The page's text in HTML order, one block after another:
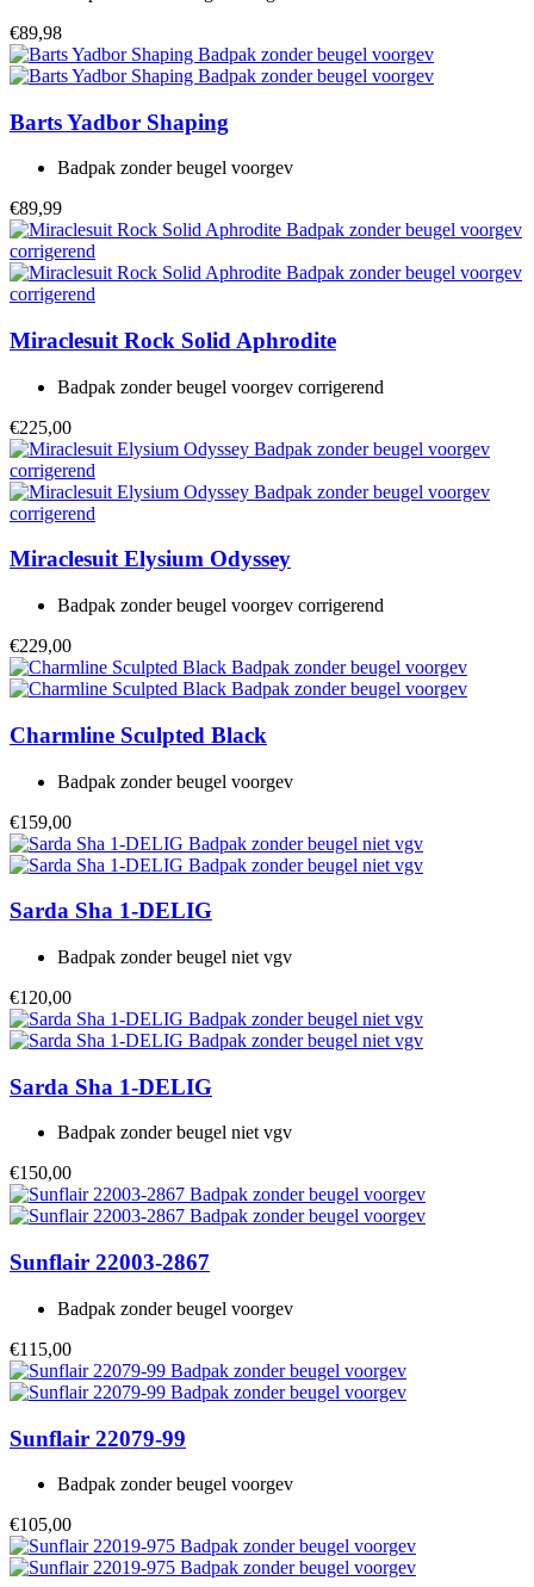
€89,98
BartsYadbor Shaping
Badpak zonder beugel voorgev
€89,99
Miraclesuit Rock Solid Aphrodite
Badpak zonder beugel voorgev corrigerend
€225,00
MiraclesuitElysium Odyssey
Badpak zonder beugel voorgev corrigerend
€229,00
Charmline Sculpted Black
Badpak zonder beugel voorgev
€159,00
Sarda Sha 1-DELIG
Badpak zonder beugel niet vgv
€120,00
Sarda Sha 1-DELIG
Badpak zonder beugel niet vgv
€150,00
Sunflair 22003-2867
Badpak zonder beugel voorgev
€115,00
Sunflair 22079-99
Badpak zonder beugel voorgev
€105,00